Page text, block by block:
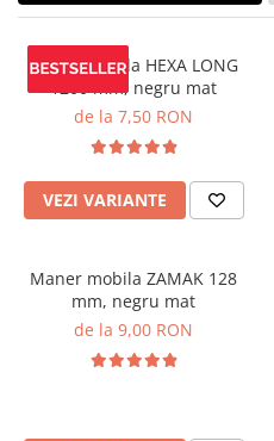
Maner mobila HEXA LONG
1200 mm, negru mat
de la 7,50 RON
VEZI VARIANTE
Maner mobila ZAMAK 128
mm, negru mat
de la 9,00 RON